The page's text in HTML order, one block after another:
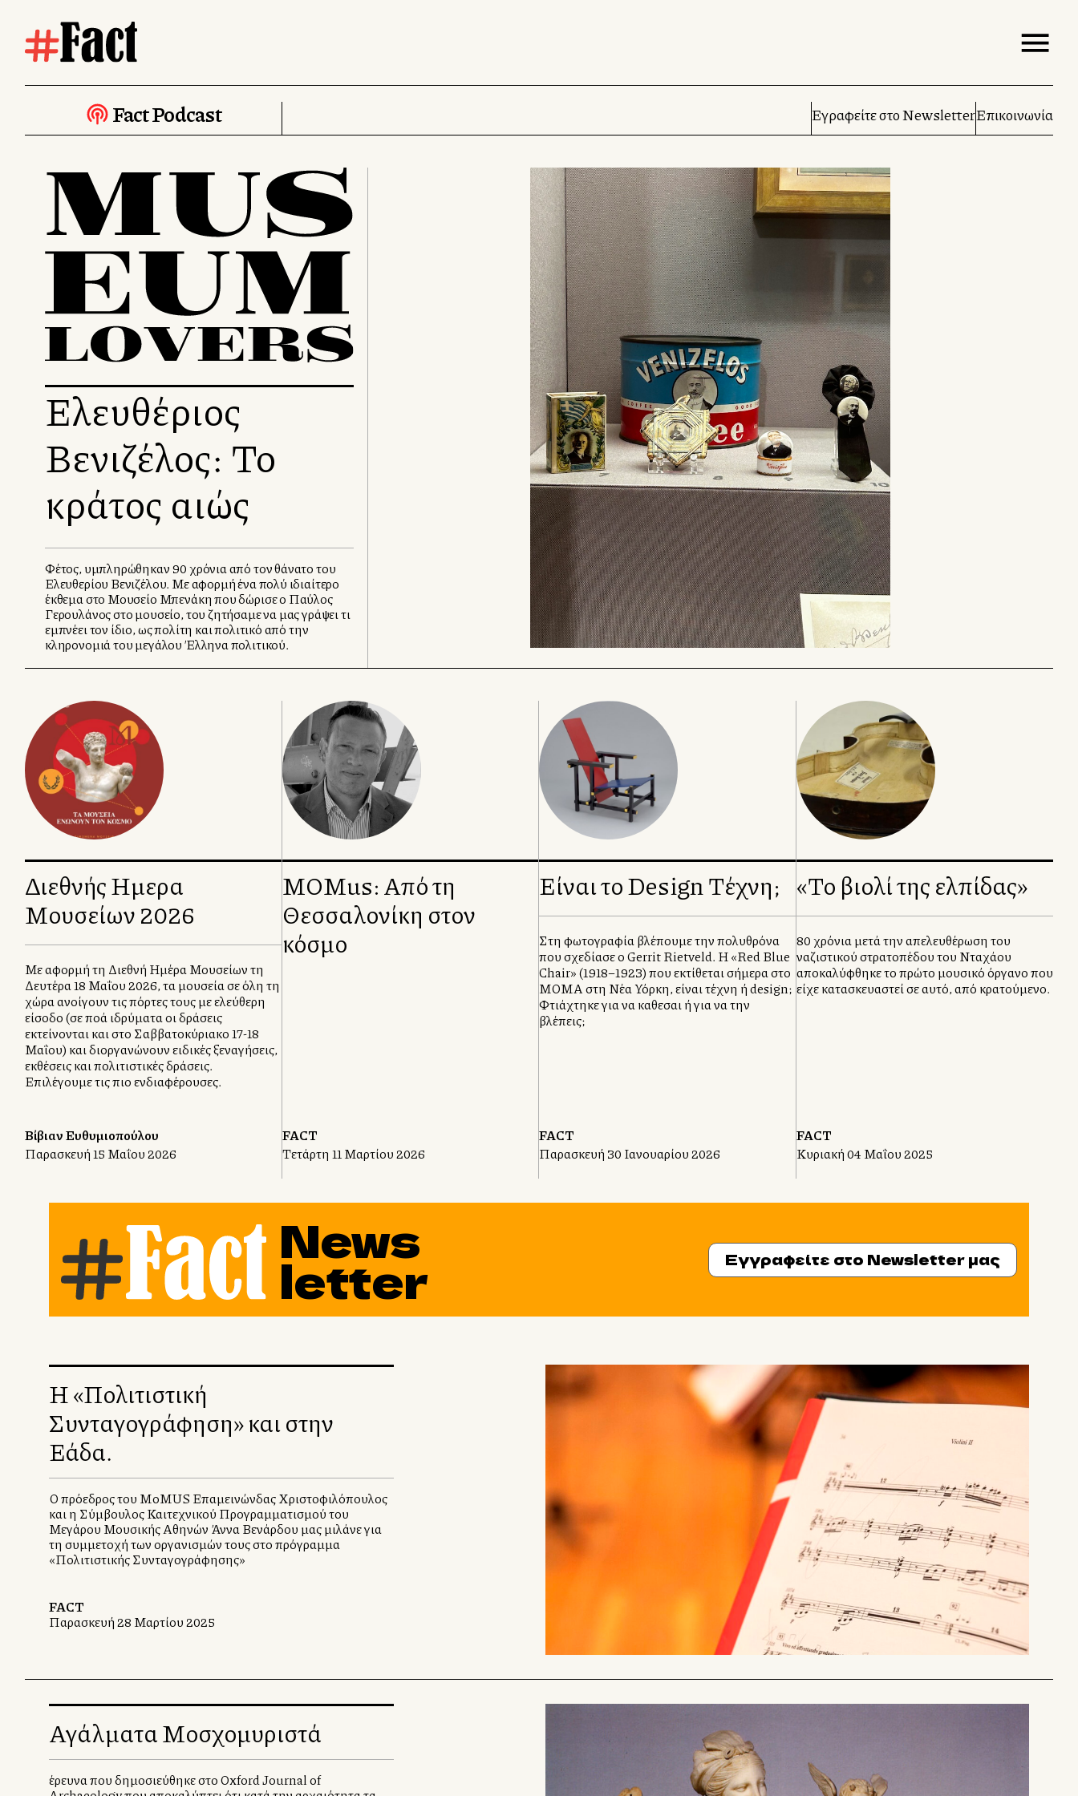
Fact Podcast Εγραφείτε στο NewsletterΕπικοινωνία
Ελευθέριος
Βενιζέλος: Το
κράτος αλλιώς
Φέτος, υμπληρώθηκαν 90 χρόνια από τον θάνατο του
Ελευθερίου Βενιζέλου. Με αφορμή ένα πολύ ιδιαίτερο
έκθεμα στο Μουσείο Μπενάκη που δώρισε ο Παύλος
Γερουλάνος στο μουσείο, του ζητήσαμε να μας γράψει τι
εμπνέει τον ίδιο, ως πολίτη και πολιτικό από την
κληρονομιά του μεγάλου Έλληνα πολιτικού.
Διεθνής Ημερα
Μουσείων 2026
Με αφορμή τη Διεθνή Ημέρα Μουσείων τη
Δευτέρα 18 Μαΐου 2026, τα μουσεία σε όλη τη
χώρα ανοίγουν τις πόρτες τους με ελεύθερη
είσοδο (σε πολλά ιδρύματα οι δράσεις
εκτείνονται και στο Σαββατοκύριακο 17-18
Μαΐου) και διοργανώνουν ειδικές ξεναγήσεις,
εκθέσεις και πολιτιστικές δράσεις.
Επιλέγουμε τις πιο ενδιαφέρουσες.
Βίβιαν Ευθυμιοπούλου
Παρασκευή 15 Μαΐου 2026
MOMus: Από τη
Θεσσαλονίκη στον
κόσμο
FACT
Τετάρτη 11 Μαρτίου 2026
Είναι το Design Τέχνη;
Στη φωτογραφία βλέπουμε την πολυθρόνα
που σχεδίασε ο Gerrit Rietveld. Η «Red Blue
Chair» (1918–1923) που εκτίθεται σήμερα στο
MOMA στη Νέα Υόρκη, είναι τέχνη ή design;
Φτιάχτηκε για να καθεσαι ή για να την
βλέπεις;
FACT
Παρασκευή 30 Ιανουαρίου 2026
«Το βιολί της ελπίδας»
80 χρόνια μετά την απελευθέρωση του
ναζιστικού στρατοπέδου του Νταχάου
αποκαλύφθηκε το πρώτο μουσικό όργανο που
είχε κατασκευαστεί σε αυτό, από κρατούμενο.
FACT
Κυριακή 04 Μαΐου 2025
News
letter Εγγραφείτε στο Newsletter μας
Η «Πολιτιστική
Συνταγογράφηση» και στην
Ελλάδα.
Ο πρόεδρος του MoMUS Επαμεινώνδας Χριστοφιλόπουλος
και η Σύμβουλος Καλλιτεχνικού Προγραμματισμού του
Μεγάρου Μουσικής Αθηνών Άννα Βενάρδου μας μιλάνε για
τη συμμετοχή των οργανισμών τους στο πρόγραμμα
«Πολιτιστικής Συνταγογράφησης»
FACT
Παρασκευή 28 Μαρτίου 2025
Αγάλματα Μοσχομυριστά
έρευνα που δημοσιεύθηκε στο Oxford Journal of